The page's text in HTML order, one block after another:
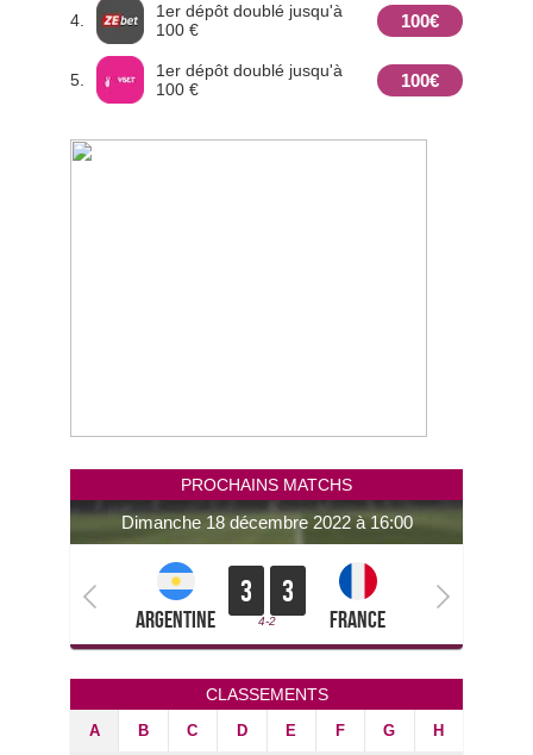
4.
1er dépôt doublé jusqu'à
100 €
100€
5.
1er dépôt doublé jusqu'à
100 €
100€
PROCHAINS MATCHS
dimanche 18 décembre 2022 à 16:00
Argentine
3 3
4-2 France
CLASSEMENTS
A B C D E F G H